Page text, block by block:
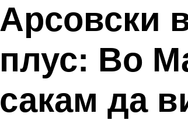
Арсовски
плус: Во
сакам да